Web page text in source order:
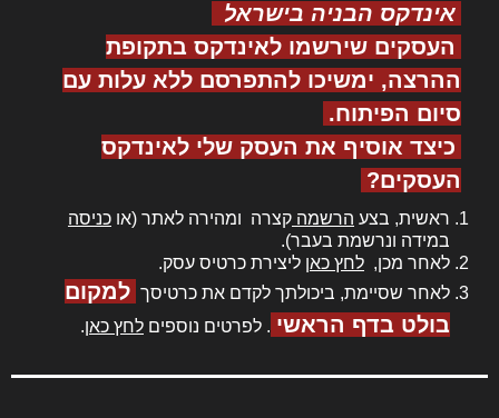
אינדקס הבניה בישראל
העסקים שירשמו לאינדקס בתקופת
ההרצה, ימשיכו להתפרסם ללא עלות עם
סיום הפיתוח.
כיצד אוסיף את העסק שלי לאינדקס
העסקים?
ראשית, בצע הרשמה קצרה ומהירה לאתר (או כניסה
במידה ונרשמת בעבר).
לאחר מכן, לחץ כאן ליצירת כרטיס עסק.
לאחר שסיימת, ביכולתך לקדם את כרטיסך למקום
בולט בדף הראשי . לפרטים נוספים לחץ כאן.